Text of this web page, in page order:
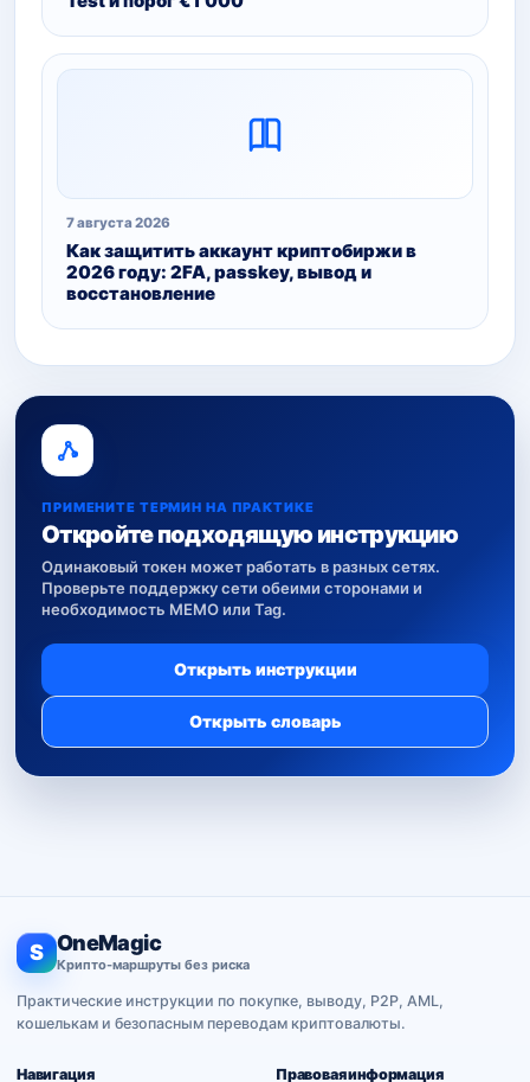
7 августа 2026
Как защитить аккаунт криптобиржи в
2026 году: 2FA, passkey, вывод и
восстановление
ПРИМЕНИТЕ ТЕРМИН НА ПРАКТИКЕ
Откройте подходящую инструкцию
Одинаковый токен может работать в разных сетях.
Проверьте поддержку сети обеими сторонами и
необходимость MEMO или Tag.
Открыть инструкции
Открыть словарь
S OneMagic
Крипто-маршруты без риска
Практические инструкции по покупке, выводу, P2P, AML,
кошелькам и безопасным переводам криптовалюты.
Навигация Правовая информация